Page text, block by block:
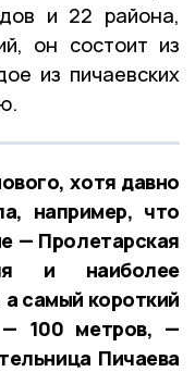
и 22 района,
он состоит из
из пичаевских
хотя давно
например, что
— Пролетарская
и наиболее
самый короткий
— 100 метров, —
Пичаева